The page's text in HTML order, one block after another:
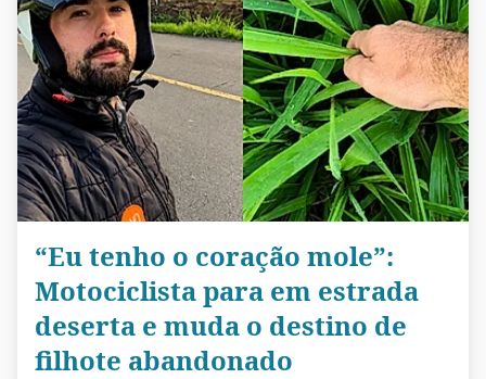
“Eu tenho o coração mole”:
Motociclista para em estrada
deserta e muda o destino de
filhote abandonado